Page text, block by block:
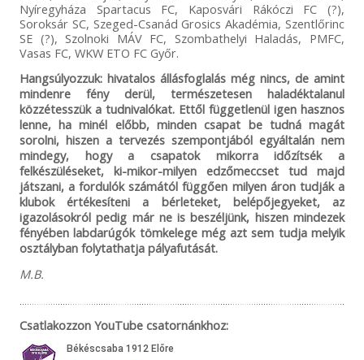
Nyíregyháza Spartacus FC, Kaposvári Rákóczi FC (?),
Soroksár SC, Szeged-Csanád Grosics Akadémia, Szentlőrinc
SE (?), Szolnoki MÁV FC, Szombathelyi Haladás, PMFC,
Vasas FC, WKW ETO FC Győr.
Hangsúlyozzuk: hivatalos állásfoglalás még nincs, de amint
mindenre fény derül, természetesen haladéktalanul
közzétesszük a tudnivalókat. Ettől függetlenül igen hasznos
lenne, ha minél előbb, minden csapat be tudná magát
sorolni, hiszen a tervezés szempontjából egyáltalán nem
mindegy, hogy a csapatok mikorra időzítsék a
felkészüléseket, ki-mikor-milyen edzőmeccset tud majd
játszani, a fordulók számától függően milyen áron tudják a
klubok értékesíteni a bérleteket, belépőjegyeket, az
igazolásokról pedig már ne is beszéljünk, hiszen mindezek
fényében labdarúgók tömkelege még azt sem tudja melyik
osztályban folytathatja pályafutását.
M.B.
Csatlakozzon YouTube csatornánkhoz: